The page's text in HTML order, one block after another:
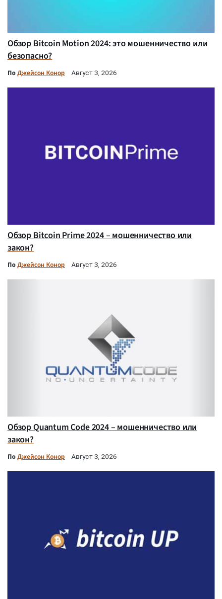
Обзор Bitcoin Motion 2024: это мошенничество или
безопасно?
По Джейсон Конор Август 3, 2026
Обзор Bitcoin Prime 2024 – мошенничество или
закон?
По Джейсон Конор Август 3, 2026
Обзор Quantum Code 2024 – мошенничество или
закон?
По Джейсон Конор Август 3, 2026